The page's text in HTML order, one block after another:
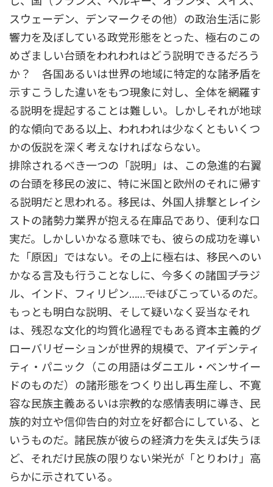
スウェーデン、デンマークその他）の政治生活に影
響力を及ぼしている政党形態をとった、極右のこの
めざましい台頭をわれわれはどう説明できるだろう
か？ 各国あるいは世界の地域に特定的な諸矛盾を
示すこうした違いをもつ現象に対し、全体を網羅す
る説明を提起することは難しい。しかしそれが地球
的な傾向である以上、われわれは少なくともいくつ
かの仮説を深く考えなければならない。
排除されるべき一つの「説明」は、この急進的右翼
の台頭を移民の波に、特に米国と欧州のそれに帰す
る説明だと思われる。移民は、外国人排撃とレイシ
ストの諸勢力業界が抱える在庫品であり、便利な口
実だ。しかしいかなる意味でも、彼らの成功を導い
た「原因」ではない。その上に極右は、移民へのい
かなる言及も行うことなしに、今多くの諸国――ブラジ
ル、インド、フィリピン……――ではびこっているのだ。
もっとも明白な説明、そして疑いなく妥当なそれ
は、残忍な文化的均質化過程でもある資本主義的グ
ローバリゼーションが世界的規模で、アイデンティ
ティ・パニック（この用語はダニエル・ベンサイー
ドのものだ）の諸形態をつくり出し再生産し、不寛
容な民族主義あるいは宗教的な感情表明に導き、民
族的対立や信仰告白的対立を好都合にしている、と
いうものだ。諸民族が彼らの経済力を失えば失うほ
ど、それだけ民族の限りない栄光が「とりわけ」高
らかに示されている。